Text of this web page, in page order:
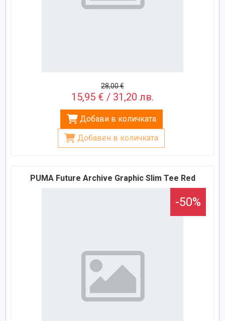
28,00 €
15,95 € / 31,20 лв.
Добави в количката
Добавен в количката
PUMA Future Archive Graphic Slim Tee Red
-50%